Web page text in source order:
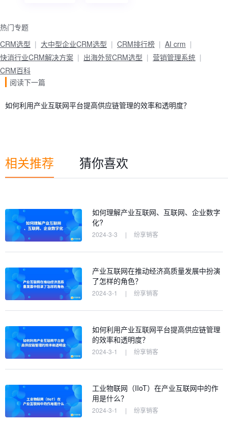
热门专题
CRM选型
大中型企业CRM选型 CRM排行榜
AI crm
快消行业CRM解决方案
出海外贸CRM选型
营销管理系统
CRM百科
阅读下一篇
如何利用产业互联网平台提高供应链管理的效率和透明度？
相关推荐 猜你喜欢
如何理解产业互联网、互联网、企业数字
化?
2024-3-3 | 纷享销客
产业互联网在推动经济高质量发展中扮演
了怎样的角色？
2024-3-1 | 纷享销客
如何利用产业互联网平台提高供应链管理
的效率和透明度？
2024-3-1 | 纷享销客
工业物联网（IIoT）在产业互联网中的作
用是什么？
2024-3-1 | 纷享销客